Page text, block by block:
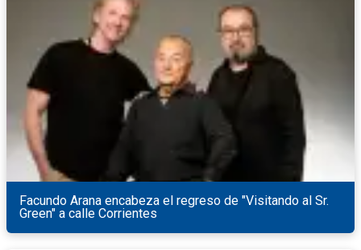
Facundo Arana encabeza el regreso de "Visitando al Sr.
Green" a calle Corrientes